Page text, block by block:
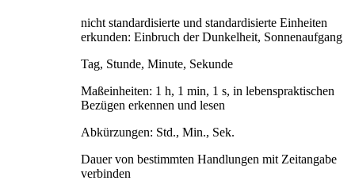
nicht standardisierte und standardisierte Einheiten
erkunden: Einbruch der Dunkelheit, Sonnenaufgang
Tag, Stunde, Minute, Sekunde
Maßeinheiten: 1 h, 1 min, 1 s, in lebenspraktischen
Bezügen erkennen und lesen
Abkürzungen: Std., Min., Sek.
Dauer von bestimmten Handlungen mit Zeitangabe
verbinden